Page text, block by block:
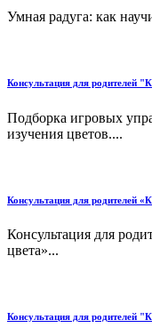
Умная радуга: как
Консультация для родителей
Подборка игровых
изучения цветов....
Консультация для родителей
Консультация для
цвета»...
Консультация для родителей